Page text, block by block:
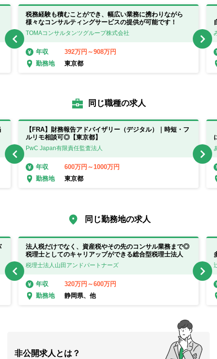
税務経験も積むことができ、幅広い業務に携わりながら
様々なコンサルティングサービスの提供が可能です！
TOMAコンサルタンツグループ株式会社
年収
392万円～908万円
勤務地
東京都
同じ職種の求人
【FRA】財務報告アドバイザリー（デジタル）｜時短・フ
ルリモ相談可◎【東京都】
PwC Japan有限責任監査法人
年収
600万円～1000万円
勤務地
東京都
同じ勤務地の求人
法人税だけでなく、資産税やその先のコンサル業務まで◎
税理士としてのキャリアップができる総合型税理士法人
税理士法人山田アンドパートナーズ
年収
320万円～600万円
勤務地
静岡県、他
非公開求人とは？